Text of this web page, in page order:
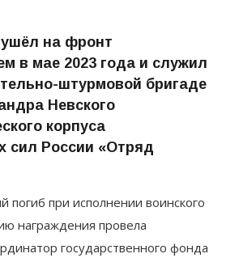
на фронт
в мае 2023 года и служил
штурмовой бригаде
Невского
корпуса
сил России «Отряд
погиб при исполнении воинского
награждения провела
государственного фонда